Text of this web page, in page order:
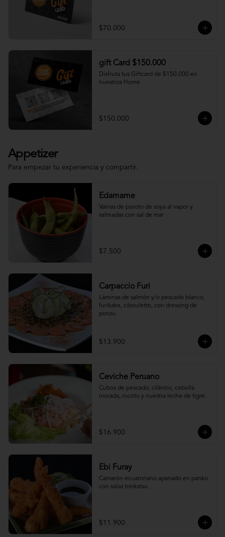
$70.000
gift Card $150.000
Disfruta tus Giftcard de $150.000 en
nuestros Home
$150.000
Appetizer
Para empezar tu experiencia y compartir.
Edamame
Vainas de poroto de soya al vapor y
salteadas con sal de mar
$7.500
Carpaccio Furi
Láminas de salmón y/o pescado blanco,
furikake, ciboulette, con dressing de
ponzu.
$13.900
Ceviche Peruano
Cubos de pescado, cilántro, cebolla
morada, rocoto y nuestra leche de tigre.
$16.900
Ebi Furay
Camarón ecuatoriano apanado en panko
con salsa tonkatsu.
$11.900